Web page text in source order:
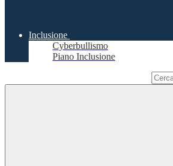
Inclusione
Cyberbullismo
Piano Inclusione